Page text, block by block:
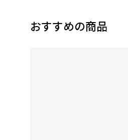
おすすめの商品